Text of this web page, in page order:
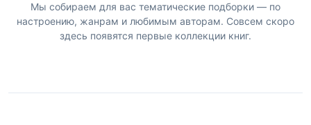
Мы собираем для вас тематические подборки — по
настроению, жанрам и любимым авторам. Совсем скоро
здесь появятся первые коллекции книг.